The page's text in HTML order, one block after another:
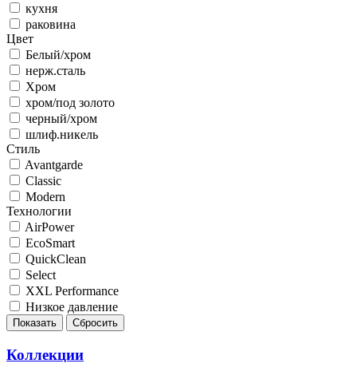
кухня
раковина
Цвет
Белый/хром
нерж.сталь
Хром
хром/под золото
черный/хром
шлиф.никель
Стиль
Avantgarde
Classic
Modern
Технологии
AirPower
EcoSmart
QuickClean
Select
XXL Performance
Низкое давление
Коллекции